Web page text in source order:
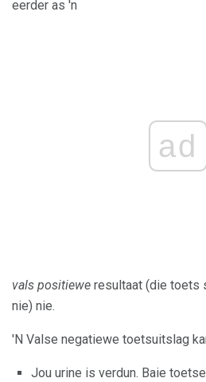
eerder as 'n
ad
vals positiewe resultaat (die toets
nie) nie.
'N Valse negatiewe toetsuitslag
Jou urine is verdun. Baie